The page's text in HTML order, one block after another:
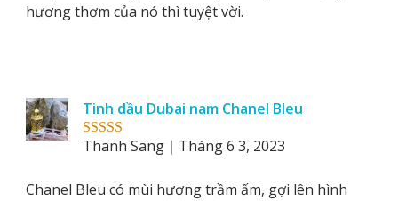
hương thơm của nó thì tuyệt vời.
Rated5out
Tinh dầu Dubai nam Chanel Bleu
Thanh Sang
Tháng 6 3, 2023
Chanel Bleu có mùi hương trầm ấm, gợi lên hình